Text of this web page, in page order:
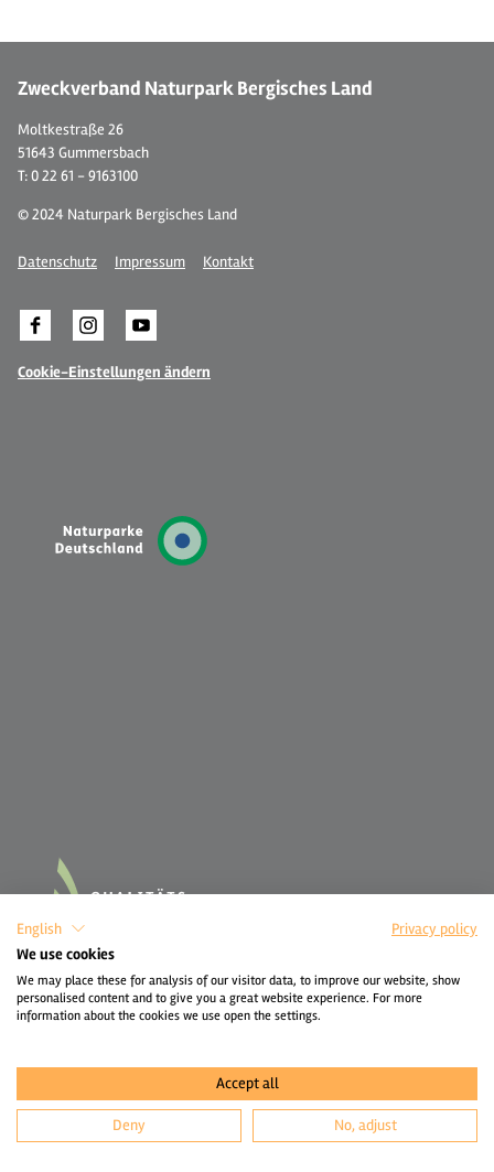
Zweckverband Naturpark Bergisches Land
Moltkestraße 26
51643 Gummersbach
T: 0 22 61 - 9163100
© 2024 Naturpark Bergisches Land
Datenschutz Impressum Kontakt
Cookie-Einstellungen ändern
English
Privacy policy
We use cookies
We may place these for analysis of our visitor data, to improve our website, show
personalised content and to give you a great website experience. For more
information about the cookies we use open the settings.
Accept all
Deny No, adjust